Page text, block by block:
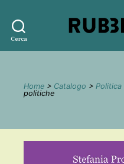
Cerca
Home > Catalogo > Politica
politiche